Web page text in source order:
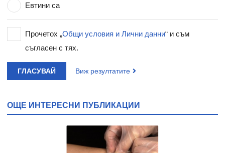
Евтини са
Прочетох „Общи условия и Лични данни“ и съм
съгласен с тях.
ГЛАСУВАЙ Виж резултатите
ОЩЕ ИНТЕРЕСНИ ПУБЛИКАЦИИ